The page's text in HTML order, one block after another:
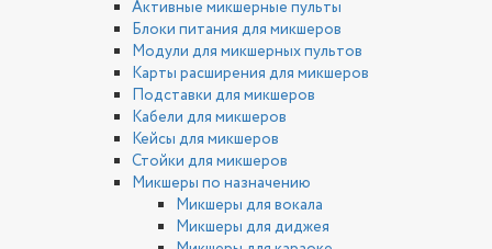
Активные микшерные пульты
Блоки питания для микшеров
Модули для микшерных пультов
Карты расширения для микшеров
Подставки для микшеров
Кабели для микшеров
Кейсы для микшеров
Стойки для микшеров
Микшеры по назначению
Микшеры для вокала
Микшеры для диджея